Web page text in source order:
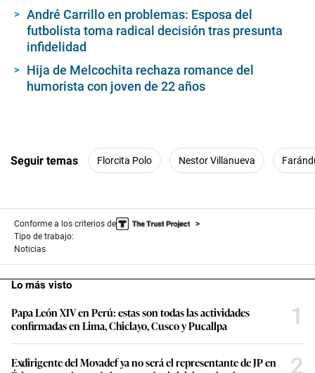
André Carrillo en problemas: Esposa del
futbolista toma radical decisión tras presunta
infidelidad
Hija de Melcochita rechaza romance del
humorista con joven de 22 años
Seguir temas Florcita Polo Nestor Villanueva
Conforme a los criterios de
Tipo de trabajo:
Noticias
Lo más visto
Papa León XIV en Perú: estas son todas las actividades
confirmadas en Lima, Chiclayo, Cusco y Pucallpa
1
Exdirigente del Movadef ya no será el representante de JP en
2